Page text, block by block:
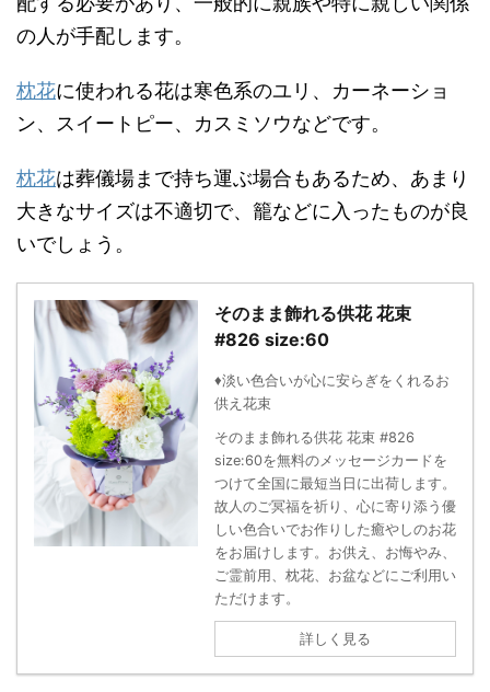
の人が手配します。
枕花に使われる花は寒色系のユリ、カーネーショ
ン、スイートピー、カスミソウなどです。
枕花は葬儀場まで持ち運ぶ場合もあるため、あまり
大きなサイズは不適切で、籠などに入ったものが良
いでしょう。
そのまま飾れる供花 花束
#826 size:60
♦淡い色合いが心に安らぎをくれるお
供え花束
そのまま飾れる供花 花束 #826
size:60を無料のメッセージカードを
つけて全国に最短当日に出荷します。
故人のご冥福を祈り、心に寄り添う優
しい色合いでお作りした癒やしのお花
をお届けします。お供え、お悔やみ、
ご霊前用、枕花、お盆などにご利用い
ただけます。
詳しく見る